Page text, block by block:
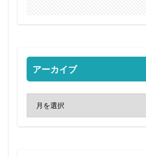
アーカイブ